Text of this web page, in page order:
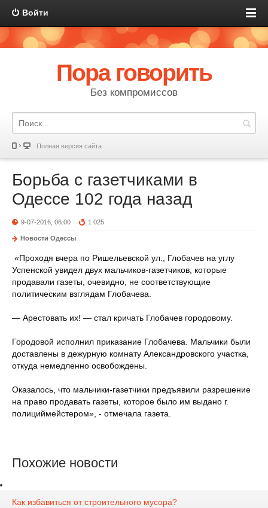
Войти
Пора говорить
Без компромиссов
Полная версия сайта
Борьба с газетчиками в
Одессе 102 года назад
9-07-2016, 06:00 1 025
Новости Одессы
«Проходя вчера по Ришельевской ул., Глобачев на углу
Успенской увидел двух мальчиков-газетчиков, которые
продавали газеты, очевидно, не соответствующие
политическим взглядам Глобачева.
— Арестовать их! — стал кричать Глобачев городовому.
Городовой исполнил приказание Глобачева. Мальчики были
доставлены в дежурную комнату Александровского участка,
откуда немедленно освобождены.
Оказалось, что мальчики-газетчики предъявили разрешение
на право продавать газеты, которое было им выдано г.
полициймейстером», - отмечала газета.
Похожие новости
Как избавиться от строительного мусора?